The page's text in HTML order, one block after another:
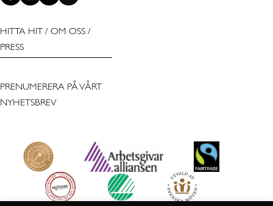
HITTA HIT / OM OSS /
PRESS
PRENUMERERA PÅ VÅRT
NYHETSBREV